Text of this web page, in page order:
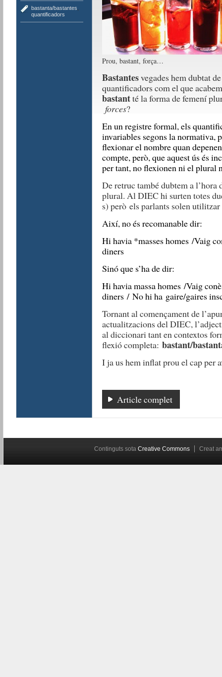
bastanta/bastantes
quantificadors
Prou, bastant, força…
Bastantesvegades hem dubtat
quantificadors com el que
bastantté la forma de femení
forces?
En un registre formal, els
invariables segons la normativa,
flexionar el nombre quan
compte, però, que aquest ús és
per tant, no flexionen ni el plural
De retruc també dubtem a l’hora
plural. Al DIEC hi surten totes
s) però els parlants solen utilitzar
Així, no és recomanable dir:
Hi havia *masses homes /Vaig
diners
Sinó que s’ha de dir:
Hi havia massa homes /Vaig
diners / No hi ha gaire/gaires
Tornant al començament de
actualitzacions del DIEC,
al diccionari tant en contextos
flexió completa: bastant/
I ja us hem inflat prou el cap per
Article complet
Continguts sota Creative Commons Creat